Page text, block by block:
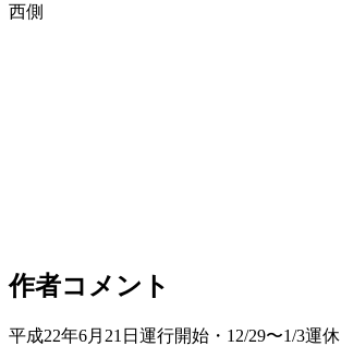
西側
作者コメント
平成22年6月21日運行開始・12/29〜1/3運休